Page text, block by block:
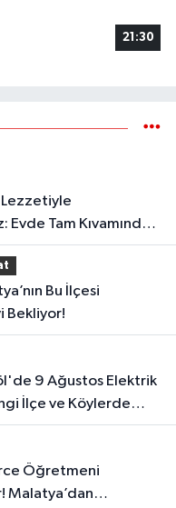
21:30
Tam Kıvamında
Bekliyor!
İlçe ve Köylerde
Malatya’dan